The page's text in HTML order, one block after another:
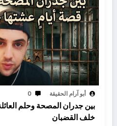
أبو آرام الحقيقة 0
بين جدران المصحة وحلم
خلف القضبان